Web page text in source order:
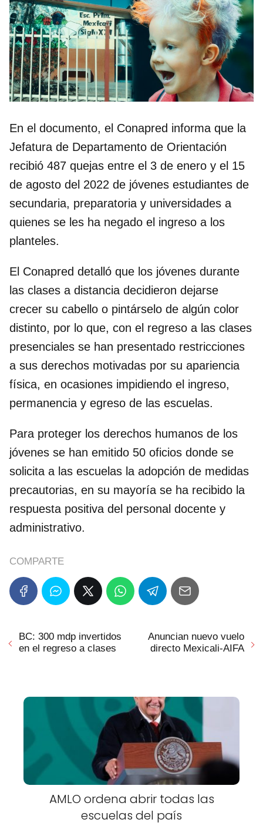
En el documento, el Conapred informa que la
Jefatura de Departamento de Orientación
recibió 487 quejas entre el 3 de enero y el 15
de agosto del 2022 de jóvenes estudiantes de
secundaria, preparatoria y universidades a
quienes se les ha negado el ingreso a los
planteles.
El Conapred detalló que los jóvenes durante
las clases a distancia decidieron dejarse
crecer su cabello o pintárselo de algún color
distinto, por lo que, con el regreso a las clases
presenciales se han presentado restricciones
a sus derechos motivadas por su apariencia
física, en ocasiones impidiendo el ingreso,
permanencia y egreso de las escuelas.
Para proteger los derechos humanos de los
jóvenes se han emitido 50 oficios donde se
solicita a las escuelas la adopción de medidas
precautorias, en su mayoría se ha recibido la
respuesta positiva del personal docente y
administrativo.
COMPARTE
BC: 300 mdp invertidos
en el regreso a clases
Anuncian nuevo vuelo
directo Mexicali-AIFA
AMLO ordena abrir todas las
escuelas del país